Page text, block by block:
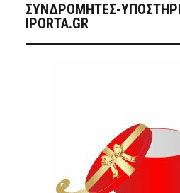
ΣΥΝΔΡΟΜΗΤΈΣ-
IPORTA.GR